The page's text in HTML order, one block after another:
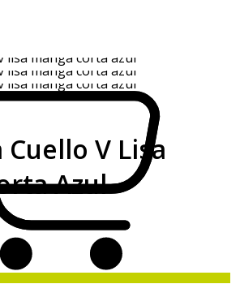
V Lisa
Azul